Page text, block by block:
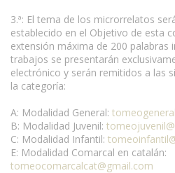
3.ª: El tema de los microrrelatos
establecido en el Objetivo de esta
extensión máxima de 200 palabras
trabajos se presentarán
electrónico y serán remitidos a las
la categoría:
A: Modalidad General:
B: Modalidad Juvenil:
C: Modalidad Infantil:
E: Modalidad Comarcal en catalán:
tomeocomarcalcat@gmail.com